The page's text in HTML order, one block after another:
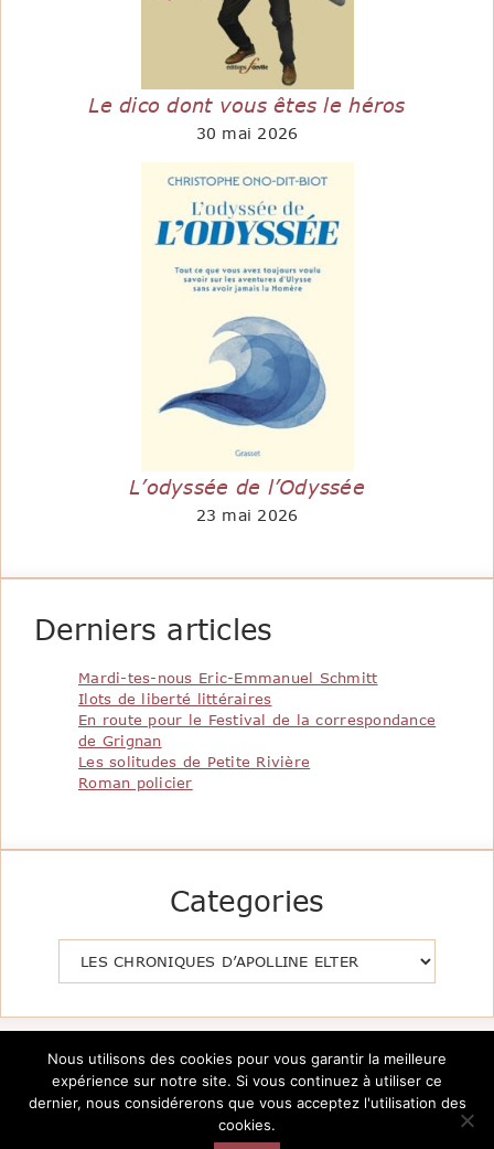
Le dico dont vous êtes le héros
30 mai 2026
L’odyssée de l’Odyssée
23 mai 2026
Derniers articles
Mardi-tes-nous Eric-Emmanuel Schmitt
Ilots de liberté littéraires
En route pour le Festival de la correspondance
de Grignan
Les solitudes de Petite Rivière
Roman policier
Categories
Copyright @2026 Le Pavillon de la Littérature -
Nous utilisons des cookies pour vous garantir la meilleure
expérience sur notre site. Si vous continuez à utiliser ce
dernier, nous considérerons que vous acceptez l'utilisation des
cookies.